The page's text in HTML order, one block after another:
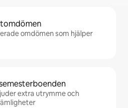
omdömen som hjälper
extra utrymme och